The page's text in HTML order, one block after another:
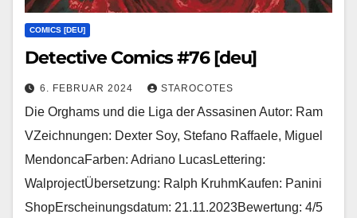
COMICS [DEU]
Detective Comics #76 [deu]
6. FEBRUAR 2024 STAROCOTES
Die Orghams und die Liga der Assasinen Autor: Ram
VZeichnungen: Dexter Soy, Stefano Raffaele, Miguel
MendoncaFarben: Adriano LucasLettering:
WalprojectÜbersetzung: Ralph KruhmKaufen: Panini
ShopErscheinungsdatum: 21.11.2023Bewertung: 4/5